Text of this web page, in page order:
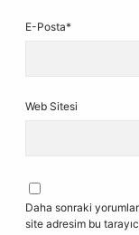
E-Posta*
Web Sitesi
Daha sonraki
site adresim bu